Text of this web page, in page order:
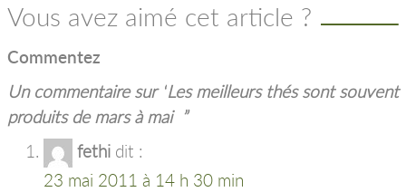
Vous avez aimé cet article ?
Commentez
Un commentaire sur “Les meilleurs thés sont souvent
produits de mars à mai
”
fethi dit :
23 mai 2011 à 14 h 30 min